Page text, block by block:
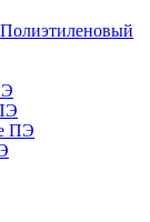
Полиэтиленовый
ПЭ